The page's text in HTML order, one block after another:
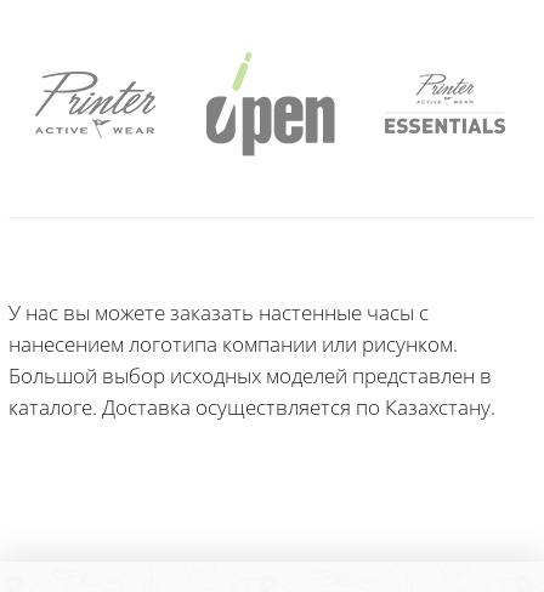
У нас вы можете заказать настенные часы с
нанесением логотипа компании или рисунком.
Большой выбор исходных моделей представлен в
каталоге. Доставка осуществляется по Казахстану.